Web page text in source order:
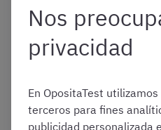
¡Descarga el examen de
ATENCIÓN: Aunque se
con sus plantillas
Nos
privacidad
En OpositaTest
terceros para fines
publicidad personalizada